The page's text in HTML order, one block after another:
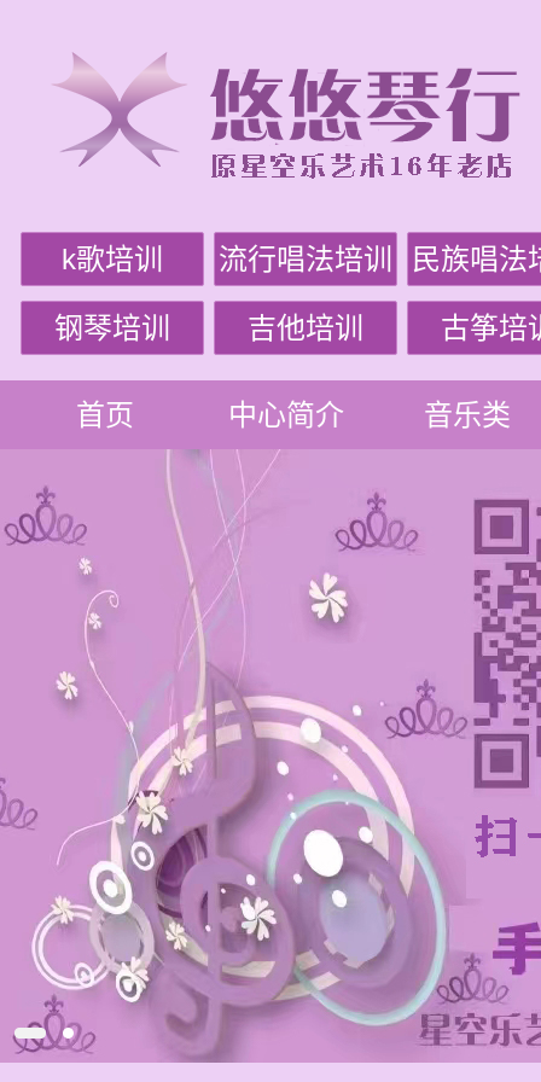
k歌培训 流行唱法培训 民族唱法
钢琴培训 吉他培训 古筝培
首页 中心简介 音乐类